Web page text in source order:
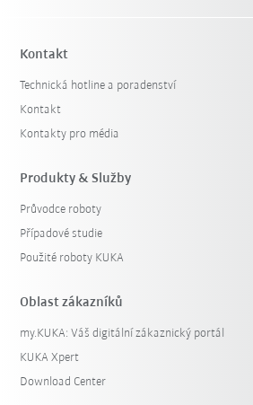
Kontakt
Technická hotline a poradenství
Kontakt
Kontakty pro média
Produkty & Služby
Průvodce roboty
Případové studie
Použité roboty KUKA
Oblast zákazníků
my.KUKA: Váš digitální zákaznický portál
KUKA Xpert
Download Center